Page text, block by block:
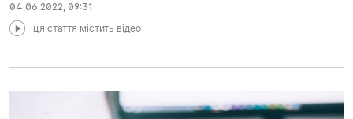
04.06.2022, 09:31
ця стаття містить відео